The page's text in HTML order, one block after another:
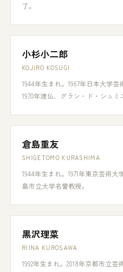
了。
小杉小二郎
KOJIRO KOSUGI
1944年生まれ。1967年日本大学芸
1970年渡仏、グラン・ド・シュミ
倉島重友
SHIGETOMO KURASHIMA
1944年生まれ。1971年東京芸術
島市立大学名誉教授。
黒沢理菜
RIINA KUROSAWA
1992年生まれ。2018年京都市立芸